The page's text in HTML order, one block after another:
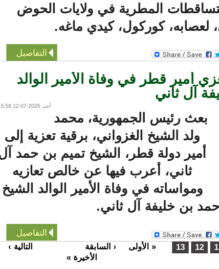
المطرية في ولايات الحوض
كوركول، كيدي ماغه.
التفاصيل
أمير قطر في وفاة الأمير الوالد
آل ثاني
بعث رئيس الجمهورية، محمد
ولد الشيخ الغزواني، برقية تعزية إلى
أمير دولة قطر، الشيخ تميم بن حمد آل
ثاني، أعرب فيها عن خالص تعازيه
ومواساته في وفاة الأمير الوالد الشيخ
بن خليفة آل ثاني.
التفاصيل
« الأولى ‹ السابقة
التالية ›
الأخيرة »